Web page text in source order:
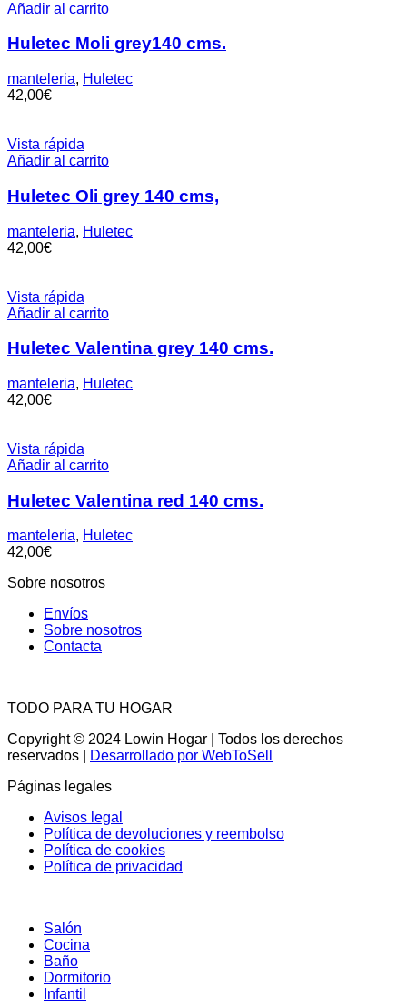
Añadir al carrito
Huletec Moli grey140 cms.
manteleria, Huletec
42,00€
Vista rápida
Añadir al carrito
Huletec Oli grey 140 cms,
manteleria, Huletec
42,00€
Vista rápida
Añadir al carrito
Huletec Valentina grey 140 cms.
manteleria, Huletec
42,00€
Vista rápida
Añadir al carrito
Huletec Valentina red 140 cms.
manteleria, Huletec
42,00€
Sobre nosotros
Envíos
Sobre nosotros
Contacta
TODO PARA TU HOGAR
Copyright © 2024 Lowin Hogar | Todos los derechos
reservados |
Desarrollado por WebToSell
Páginas legales
Avisos legal
Política de devoluciones y reembolso
Política de cookies
Política de privacidad
Salón
Cocina
Baño
Dormitorio
Infantil